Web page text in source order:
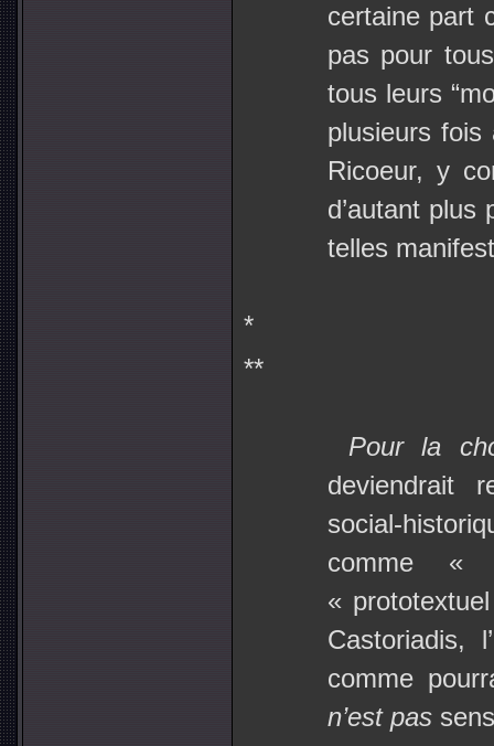
certaine part
pas pour
tous leurs
plusieurs fois
Ricoeur, y
d’autant plus
telles
*
**
Pour la
deviendrait
social-
comme «
«
Castoriadis,
comme
n’est pas